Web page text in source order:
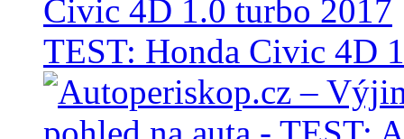
TEST: Honda Civic 4D